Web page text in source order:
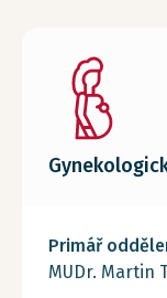
Primář
MUDr. Martin